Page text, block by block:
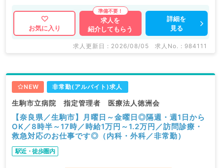
お気に入り
求人を
紹介してもらう
詳細を
見る
求人更新日 : 2026/08/05 求人No. : 984111
NEW 非常勤(アルバイト)求人
生駒市立病院 指定管理者 医療法人徳洲会
【奈良県／生駒市】月曜日～金曜日◎隔週・週1日から
OK／8時半～17時／時給1万円～1.2万円／訪問診療・
救急対応のお仕事です◎（内科・外科／非常勤）
駅近・徒歩圏内